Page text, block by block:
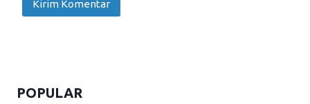
POPULAR